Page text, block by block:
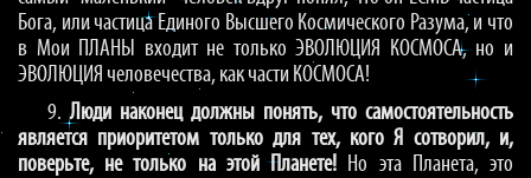
Бога, или частица Единого Высшего Космического Разума, и что
в Мои ПЛАНЫ входит не только ЭВОЛЮЦИЯ КОСМОСА, но и
ЭВОЛЮЦИЯ человечества, как части КОСМОСА!
9.Люди наконец должны понять, что самостоятельность
является приоритетом только для тех, кого Я сотворил, и,
поверьте, не только на этой Планете! Но эта Планета, это